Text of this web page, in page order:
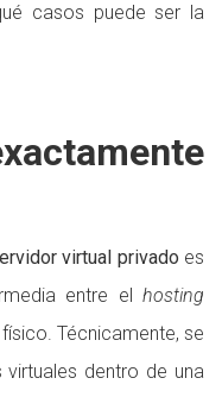
casos puede ser la
virtual privado es
entre el hosting
Técnicamente, se
dentro de una